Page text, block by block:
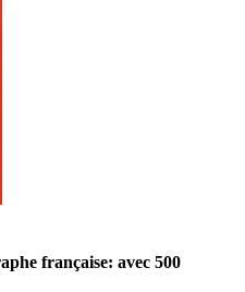
française: avec 500